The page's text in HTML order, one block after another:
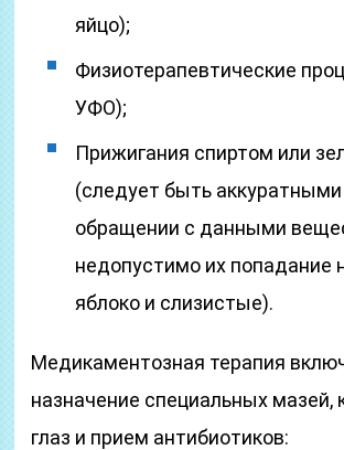
яйцо);
Физиотерапевтические
УФО);
Прижигания спиртом или
(следует быть аккуратными
обращении с данными
недопустимо их попадание
яблоко и слизистые).
Медикаментозная терапия
назначение специальных мазей,
глаз и прием антибиотиков: